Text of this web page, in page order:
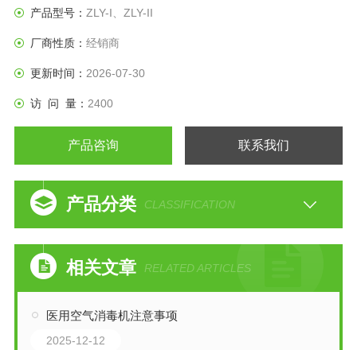
产品型号： ZLY-I、ZLY-II
厂商性质： 经销商
更新时间： 2026-07-30
访 问 量： 2400
产品咨询 联系我们
产品分类 CLASSIFICATION
相关文章 RELATED ARTICLES
医用空气消毒机注意事项
2025-12-12